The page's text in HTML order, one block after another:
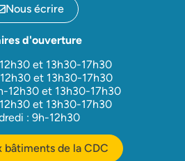
Nous écrire
d'ouverture
et 13h30-17h30
et 13h30-17h30
12h30 et 13h30-17h30
et 13h30-17h30
: 9h-12h30
bâtiments de la CDC